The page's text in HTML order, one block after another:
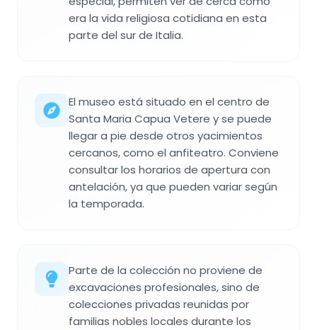
era la vida religiosa cotidiana en esta
parte del sur de Italia.
El museo está situado en el centro de
Santa Maria Capua Vetere y se puede
llegar a pie desde otros yacimientos
cercanos, como el anfiteatro. Conviene
consultar los horarios de apertura con
antelación, ya que pueden variar según
la temporada.
Parte de la colección no proviene de
excavaciones profesionales, sino de
colecciones privadas reunidas por
familias nobles locales durante los